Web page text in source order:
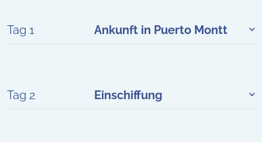
Tag 1 Ankunft in Puerto Montt
Tag 2 Einschiffung